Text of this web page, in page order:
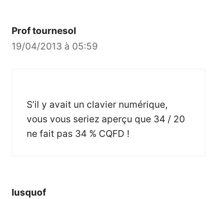
Prof tournesol
19/04/2013 à 05:59
S’il y avait un clavier numérique,
vous vous seriez aperçu que 34 / 20
ne fait pas 34 % CQFD !
lusquof